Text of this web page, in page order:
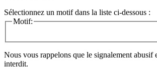
Sélectionnez un motif dans la liste ci-dessous :
Motif:
Nous vous rappelons que le signalement abusif
interdit.